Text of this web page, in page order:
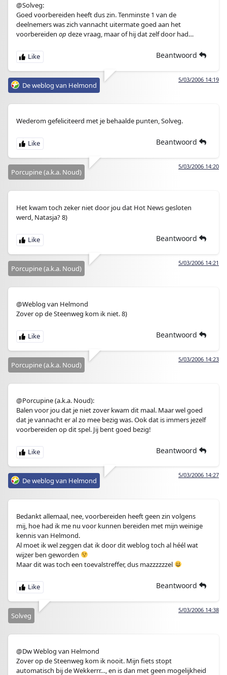
@Solveg:
Goed voorbereiden heeft dus zin. Tenminste 1 van de
deelnemers was zich vannacht uitermate goed aan het
voorbereiden op deze vraag, maar of hij dat zelf door had…
Beantwoord
5/03/2006 14:19
De weblog van Helmond
Wederom gefeliciteerd met je behaalde punten, Solveg.
Beantwoord
5/03/2006 14:20
Porcupine (a.k.a. Noud)
Het kwam toch zeker niet door jou dat Hot News gesloten
werd, Natasja? 8)
Beantwoord
5/03/2006 14:21
Porcupine (a.k.a. Noud)
@Weblog van Helmond
Zover op de Steenweg kom ik niet. 8)
Beantwoord
5/03/2006 14:23
Porcupine (a.k.a. Noud)
@Porcupine (a.k.a. Noud):
Balen voor jou dat je niet zover kwam dit maal. Maar wel goed
dat je vannacht er al zo mee bezig was. Ook dat is immers jezelf
voorbereiden op dit spel. Jij bent goed bezig!
Beantwoord
5/03/2006 14:27
De weblog van Helmond
Bedankt allemaal, nee, voorbereiden heeft geen zin volgens
mij, hoe had ik me nu voor kunnen bereiden met mijn weinige
kennis van Helmond.
Al moet ik wel zeggen dat ik door dit weblog toch al héél wat
wijzer ben geworden
Maar dit was toch een toevalstreffer, dus mazzzzzzel
Beantwoord
5/03/2006 14:38
Solveg
@Dw Weblog van Helmond
Zover op de Steenweg kom ik nooit. Mijn fiets stopt
automatisch bij de Wekkerrr…, en is dan met geen mogelijkheid